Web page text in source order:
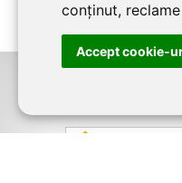
conținut,
Accept cookie-